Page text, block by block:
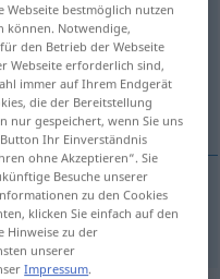
antippen)
Webseite bestmöglich nutzen
können. Notwendige,
den Betrieb der Webseite
Webseite erforderlich sind,
immer auf Ihrem Endgerät
die der Bereitstellung
nur gespeichert, wenn Sie uns
Ihr Einverständnis
ohne Akzeptieren“. Sie
Besuche unserer
zu den Cookies
klicken Sie einfach auf den
Hinweise zu der
unserer
Impressum.